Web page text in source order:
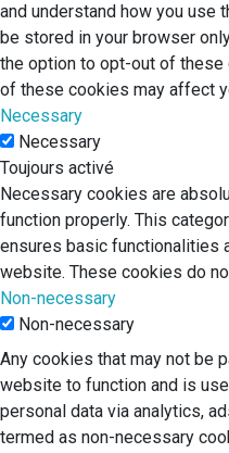
and understand how you
be stored in your browser
the option to opt-out of
of these cookies may affect
Necessary
Necessary
Toujours activé
Necessary cookies are
function properly. This
ensures basic functionalities
website. These cookies do
Non-necessary
Non-necessary
Any cookies that may not be
website to function and is
personal data via analytics,
termed as non-necessary